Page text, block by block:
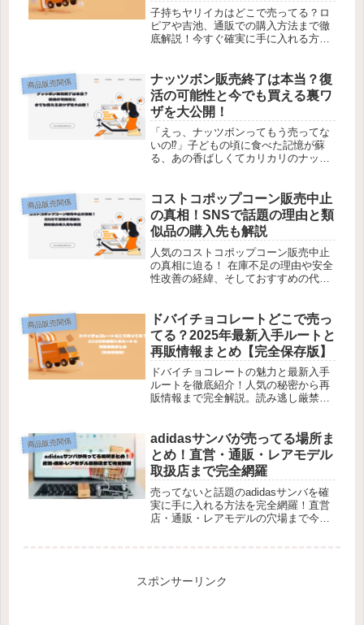
子持ちヤリイカはどこで売ってる？ロ
ピアや吉池、通販での購入方法まで徹
底解説！今すぐ確実に手に入れる方法
商品販売関係
ナッツボン販売終了は本当？復
活の可能性と今でも買える裏ワ
ザを大公開！
「えっ、ナッツボンってもう売ってな
いの⁉」子どもの頃に食べた記憶が蘇
る、あの香ばしくてカリカリのナッツ
んな経験をした方も多いのではないで
しょうか？この記事では、「ナッツボ
ン...
商品販売関係
コストコポップコーン販売中止
の真相！SNSで話題の理由と類
似品の購入先も解説
人気のコストコポップコーン販売中止
の真相に迫る！ 在庫不足の理由や安全
性改善の経緯、そしておすすめの代替
商品販売関係
ドバイチョコレートどこで売っ
てる？2025年最新入手ルートと
再販情報まとめ【完全保存版】
ドバイチョコレートの魅力と最新入手
ルートを徹底紹介！人気の秘密から再
販情報まで完全解説。読み逃し厳禁、
商品販売関係
adidasサンバが売ってる場所ま
とめ！直営・通販・レアモデル
取扱店まで完全網羅
売ってないと話題のadidasサンバを確
実に手に入れる方法を完全網羅！直営
店・通販・レアモデルの穴場まで今す
スポンサーリンク